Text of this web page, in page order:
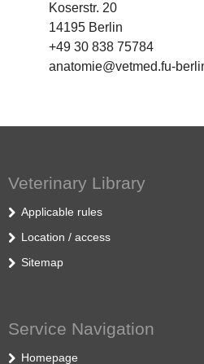
Koserstr. 20
14195 Berlin
+49 30 838 75784
anatomie@vetmed.fu-
Veterinary Library
Applicable rules
Location / access
Sitemap
Service Navigation
Homepage